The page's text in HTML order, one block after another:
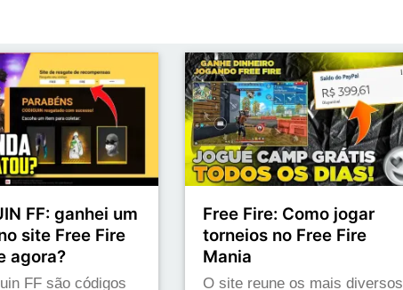
FF: ganhei um
site Free Fire
agora?
FF são códigos
Free Fire: Como jogar
torneios no Free Fire
Mania
O site reune os mais diversos